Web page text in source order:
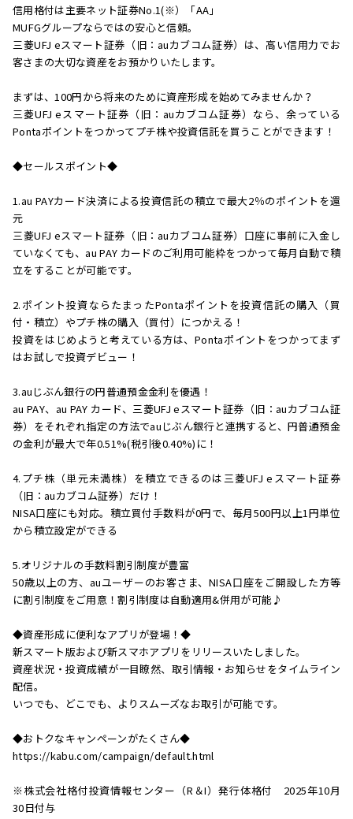
信用格付は主要ネット証券No.1(※）「AA」
MUFGグループならではの安心と信頼。
三菱UFJ eスマート証券（旧：auカブコム証券）は、高い信用力でお
客さまの大切な資産をお預かりいたします。
まずは、100円から将来のために資産形成を始めてみませんか？
三菱UFJ eスマート証券（旧：auカブコム証券）なら、余っている
Pontaポイントをつかってプチ株や投資信託を買うことができます！
◆セールスポイント◆
1.au PAYカード決済による投資信託の積立で最大2％のポイントを還
元
三菱UFJ eスマート証券（旧：auカブコム証券）口座に事前に入金し
ていなくても、au PAY カードのご利用可能枠をつかって毎月自動で積
立をすることが可能です。
2.ポイント投資ならたまったPontaポイントを投資信託の購入（買
付・積立）やプチ株の購入（買付）につかえる！
投資をはじめようと考えている方は、Pontaポイントをつかってまず
はお試しで投資デビュー！
3.auじぶん銀行の円普通預金金利を優遇！
au PAY、au PAY カード、三菱UFJ eスマート証券（旧：auカブコム証
券）をそれぞれ指定の方法でauじぶん銀行と連携すると、円普通預金
の金利が最大で年0.51%(税引後0.40%)に！
4.プチ株（単元未満株）を積立できるのは三菱UFJ eスマート証券
（旧：auカブコム証券）だけ！
NISA口座にも対応。積立買付手数料が0円で、毎月500円以上1円単位
から積立設定ができる
5.オリジナルの手数料割引制度が豊富
50歳以上の方、auユーザーのお客さま、NISA口座をご開設した方等
に割引制度をご用意！割引制度は自動適用&併用が可能♪
◆資産形成に便利なアプリが登場！◆
新スマート版および新スマホアプリをリリースいたしました。
資産状況・投資成績が一目瞭然、取引情報・お知らせをタイムライン
配信。
いつでも、どこでも、よりスムーズなお取引が可能です。
◆おトクなキャンペーンがたくさん◆
https://kabu.com/campaign/default.html
※株式会社格付投資情報センター（R＆I）発行体格付 2025年10月
30日付与